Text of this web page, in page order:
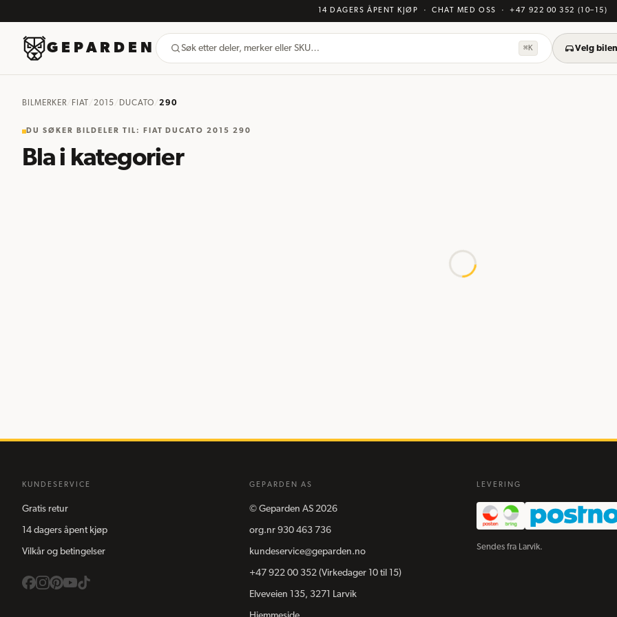
14 DAGERS ÅPENT KJØP · CHAT MED OSS ·+47 922 00 352 (10–15)
GEPARDEN Søk etter deler, merker eller SKU… ⌘K Velg
BILMERKER/ FIAT /2015 DUCATO 290
DU SØKER BILDELER TIL : FIAT DUCATO 2015 290
Bla i kategorier
KUNDESERVICE
Gratis retur
14 dagers åpent kjøp
Vilkår og betingelser
GEPARDEN AS
© Geparden AS 2026
org.nr 930 463 736
kundeservice@geparden.no
+47 922 00 352 (Virkedager 10 til 15)
Elveveien 135, 3271 Larvik
LEVERING
Sendes fra Larvik.